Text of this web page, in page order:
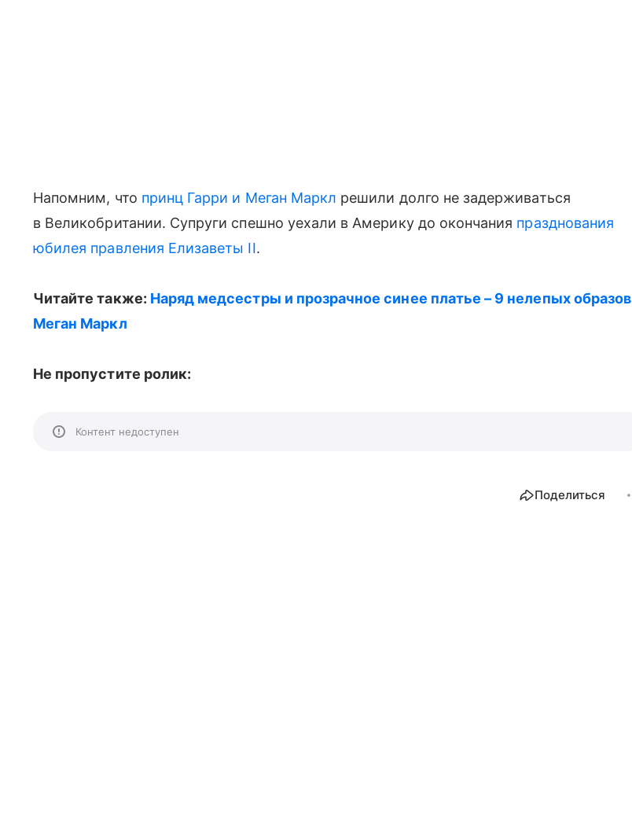
Напомним, что принц Гарри и Меган Маркл решили долго не задерживаться
в Великобритании. Супруги спешно уехали в Америку до окончания празднования
юбилея правления Елизаветы II.
Читайте также: Наряд медсестры и прозрачное синее платье – 9 нелепых образов
Меган Маркл
Не пропустите ролик:
Контент недоступен
Поделиться